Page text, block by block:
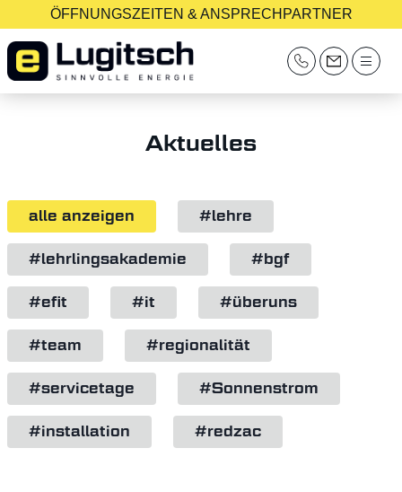
ÖFFNUNGSZEITEN & ANSPRECHPARTNER
Aktuelles
alle anzeigen #lehre
#lehrlingsakademie #bgf
#efit #it #überuns
#team #regionalität
#servicetage #Sonnenstrom
#installation #redzac